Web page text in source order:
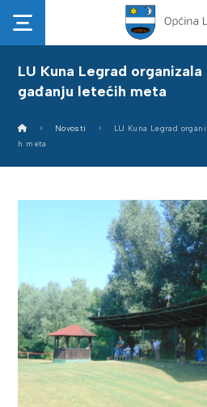
LU Kuna Legrad
gađanju letećih meta
Novosti
LU Kuna Legrad
h meta